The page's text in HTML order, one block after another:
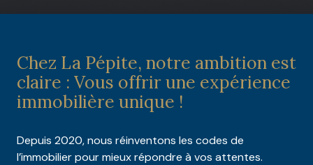
Chez La Pépite, notre ambition est
claire : Vous offrir une expérience
immobilière unique !
Depuis 2020, nous réinventons les codes de
l’immobilier pour mieux répondre à vos attentes.